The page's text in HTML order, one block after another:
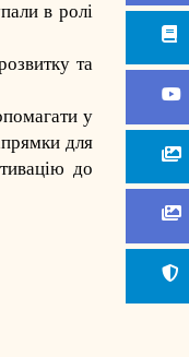
в ролі
та
у
для
до